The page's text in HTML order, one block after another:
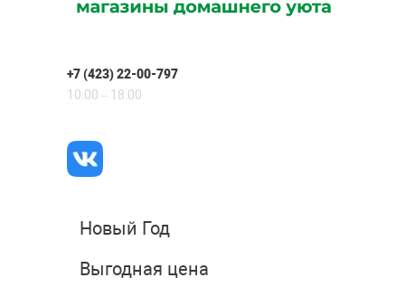
+7 (423) 22-00-797
10:00 – 18:00
Новый Год
Выгодная цена